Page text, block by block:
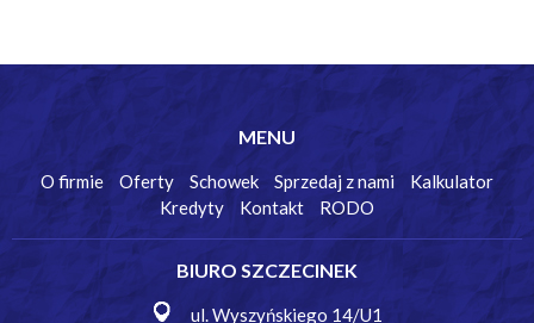
MENU
O firmie Oferty Schowek Sprzedaj z nami
Kalkulator
Kredyty
Kontakt RODO
BIURO SZCZECINEK
ul. Wyszyńskiego 14/U1